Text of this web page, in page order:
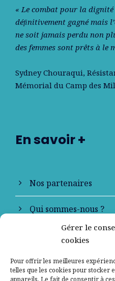
Gérer le
cookies
Pour offrir les meilleures
telles que les cookies pour stocker
appareils. Le fait de consentir à
« Le combat pour la
déﬁnitivement gagné mais
ne soit jamais perdu non
des femmes sont prêts à le
Sydney Chouraqui,
Mémorial du Camp des
En savoir +
Nos partenaires
Qui sommes-nous ?
Contactez-nous
Mentions légales